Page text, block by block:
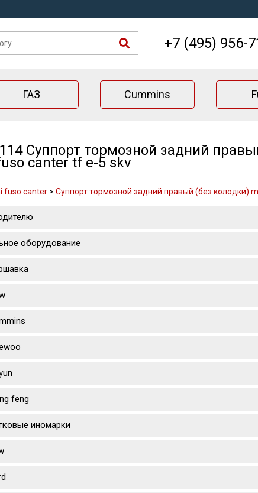
+7 (495) 956-
ГАЗ Cummins
Суппорт тормозной задний
canter tf e-5 skv
fuso canter> Суппорт тормозной задний правый (без колодки)
оборудование
feng
иномарки